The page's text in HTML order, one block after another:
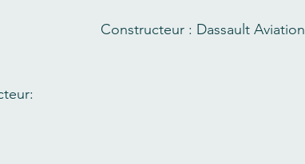
Constructeur : Dassault Aviation